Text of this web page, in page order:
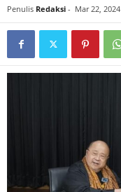
Penulis Redaksi - Mar 22, 2024